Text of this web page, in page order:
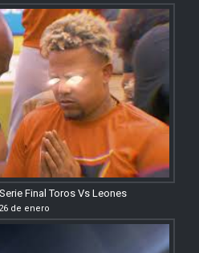
Final Toros Vs Leones
de enero